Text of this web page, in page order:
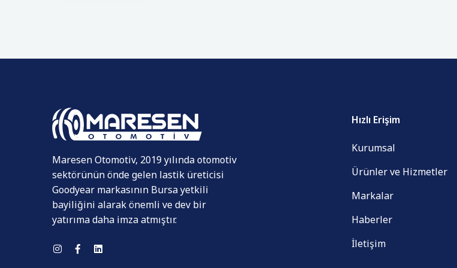
Maresen Otomotiv, 2019 yılında otomotiv
sektörünün önde gelen lastik üreticisi
Goodyear markasının Bursa yetkili
bayiliğini alarak önemli ve dev bir
yatırıma daha imza atmıştır.
Hızlı Erişim
Kurumsal
Ürünler ve Hizmetler
Markalar
Haberler
İletişim